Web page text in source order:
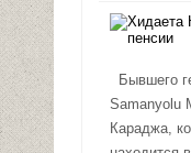
Бывшего
Samanyolu
Караджа,